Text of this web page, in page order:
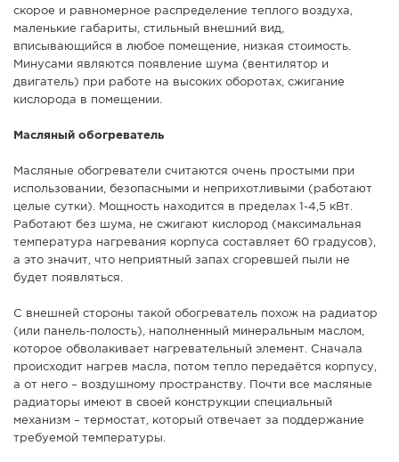
скорое и равномерное распределение теплого воздуха,
маленькие габариты, стильный внешний вид,
вписывающийся в любое помещение, низкая стоимость.
Минусами являются появление шума (вентилятор и
двигатель) при работе на высоких оборотах, сжигание
кислорода в помещении.
Масляный обогреватель
Масляные обогреватели считаются очень простыми при
использовании, безопасными и неприхотливыми (работают
целые сутки). Мощность находится в пределах 1-4,5 кВт.
Работают без шума, не сжигают кислород (максимальная
температура нагревания корпуса составляет 60 градусов),
а это значит, что неприятный запах сгоревшей пыли не
будет появляться.
С внешней стороны такой обогреватель похож на радиатор
(или панель-полость), наполненный минеральным маслом,
которое обволакивает нагревательный элемент. Сначала
происходит нагрев масла, потом тепло передаётся корпусу,
а от него – воздушному пространству. Почти все масляные
радиаторы имеют в своей конструкции специальный
механизм – термостат, который отвечает за поддержание
требуемой температуры.